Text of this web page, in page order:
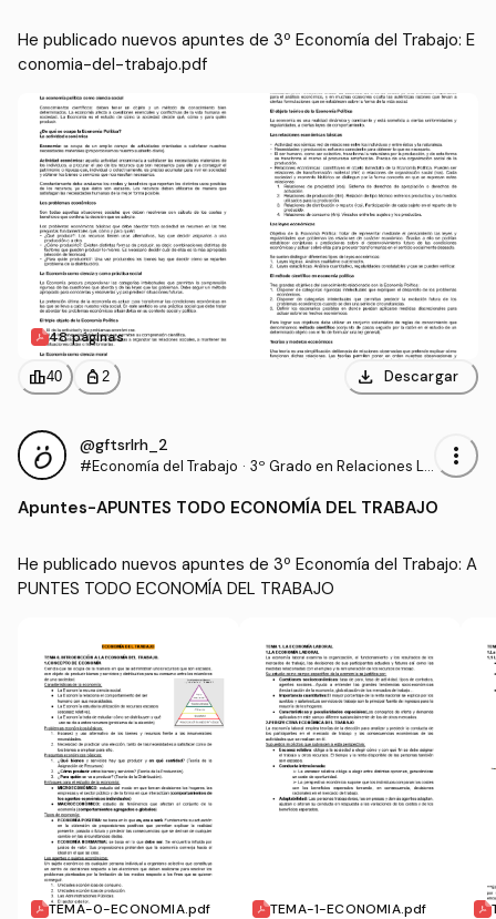
He publicado nuevos apuntes de 3º Economía del Trabajo: E
conomia-del-trabajo.pdf
48 páginas
leaderboard40 personal_bag 2 download Descargar
@gftsrlrh_2
#Economía del Trabajo · 3º Grado en Relaciones La
os (UCO)
more_vert
Apuntes-APUNTES TODO ECONOMÍA DEL TRABAJO
He publicado nuevos apuntes de 3º Economía del Trabajo: A
PUNTES TODO ECONOMÍA DEL TRABAJO
TEMA-0-ECONOMIA.pdf TEMA-1-ECONOMIA.pdf